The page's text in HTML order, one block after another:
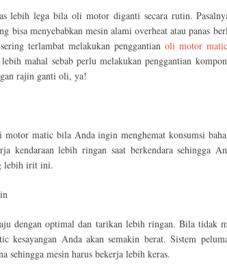
lebih lega bila oli motor diganti secara rutin.
bisa menyebabkan mesin alami overheat atau panas
terlambat melakukan penggantianoli motor matic
mahal sebab perlu melakukan penggantian
rajin ganti oli, ya!
matic bila Anda ingin menghemat konsumsi
kendaraan lebih ringan saat berkendara sehingga
lebih irit ini.
dengan optimal dan tarikan lebih ringan. Bila tidak
kesayangan Anda akan semakin berat. Sistem
sehingga mesin harus bekerja lebih keras.